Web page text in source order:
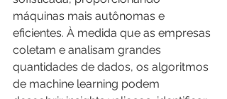
máquinas mais autônomas e
eficientes. À medida que as empresas
coletam e analisam grandes
quantidades de dados, os algoritmos
de machine learning podem